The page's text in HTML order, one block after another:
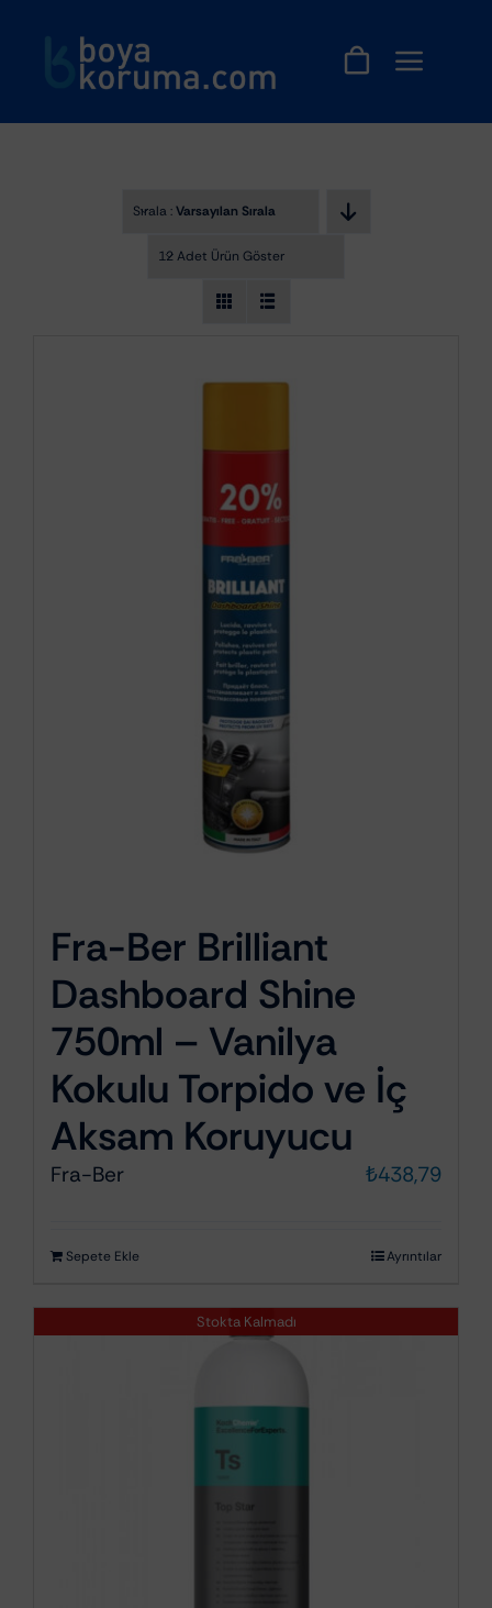
Sırala :Varsayılan Sıralama
12 Adet Ürün Göster
Fra-Ber Brilliant
Dashboard Shine
750ml – Vanilya
Kokulu Torpido ve İç
Aksam Koruyucu
Fra-Ber ₺438,79
Sepete Ekle Ayrıntılar
Stokta Kalmadı